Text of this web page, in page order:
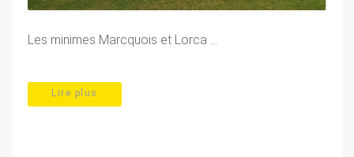
Les minimes Marcquois et Lorca ...
Lire plus